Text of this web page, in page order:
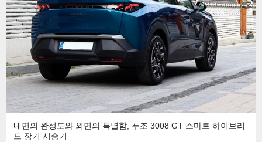
내면의 완성도와 외면의 특별함, 푸조 3008 GT 스마트 하이브리
드 장기 시승기